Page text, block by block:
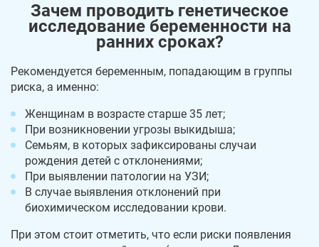
Зачем проводить генетическое
исследование беременности на
ранних сроках?
Рекомендуется беременным, попадающим в группы
риска, а именно:
Женщинам в возрасте старше 35 лет;
При возникновении угрозы выкидыша;
Семьям, в которых зафиксированы случаи
рождения детей с отклонениями;
При выявлении патологии на УЗИ;
В случае выявления отклонений при
биохимическом исследовании крови.
При этом стоит отметить, что если риски появления